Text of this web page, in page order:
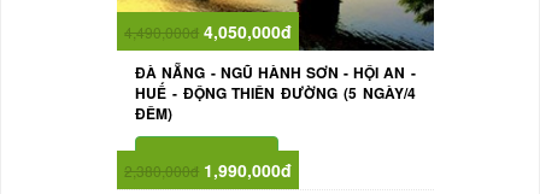
4,490,000đ 4,050,000đ
ĐÀ NẴNG - NGŨ HÀNH SƠN - HỘI AN -
HUẾ - ĐỘNG THIÊN ĐƯỜNG (5 NGÀY/4
ĐÊM)
2,380,000đ 1,990,000đ